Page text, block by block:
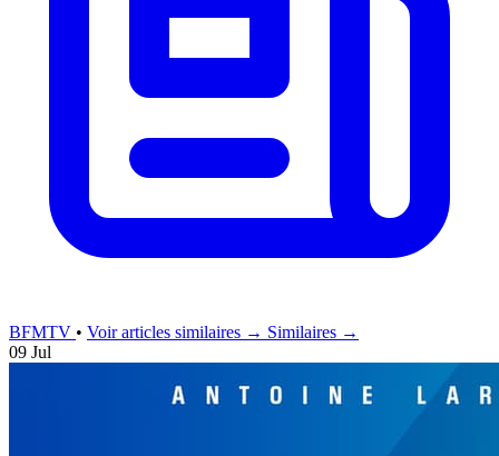
BFMTV • Voir articles similaires → Similaires →
09 Jul